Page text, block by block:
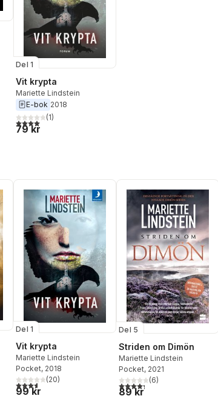
röster:
Del 1
Vit krypta
Mariette Lindstein
E-bok 2018
4,0utav 5 stjärnor. Totalt antal röster:
(1)
79 kr
Del 1
Vit krypta
Mariette Lindstein
Pocket, 2018
3,6utav 5 stjärnor. Totalt antal röster:
(20)
99 kr
Del 5
Striden om Dimön
Mariette Lindstein
Pocket, 2021
4,3utav 5 stjärnor. Totalt
(6)
89 kr